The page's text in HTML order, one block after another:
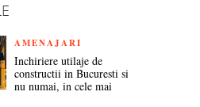
AMENAJARI
Inchiriere utilaje de
constructii in Bucuresti si
nu numai, in cele mai